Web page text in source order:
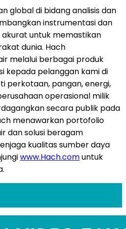
global di bidang analisis dan
instrumentasi dan
untuk memastikan
dunia. Hach
melalui berbagai produk
kepada pelanggan kami di
perkotaan, pangan, energi,
operasional milik
secara publik pada
menawarkan portofolio
dan solusi beragam
kualitas sumber daya
www.Hach.comuntuk